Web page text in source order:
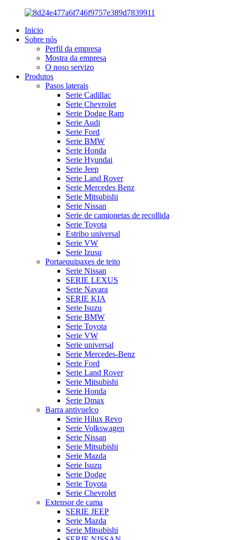
Inicio
Sobre nós
Perfil da empresa
Mostra da empresa
O noso servizo
Produtos
Pasos laterais
Serie Cadillac
Serie Chevrolet
Serie Dodge Ram
Serie Audi
Serie Ford
Serie BMW
Serie Honda
Serie Hyundai
Serie Jeep
Serie Land Rover
Serie Mercedes Benz
Serie Mitsubishi
Serie Nissan
Serie de camionetas de recollida
Serie Toyota
Estribo universal
Serie VW
Serie Izusu
Portaequipaxes de teito
Serie Nissan
SERIE LEXUS
Serie Navara
SERIE KIA
Serie Isuzu
Serie BMW
Serie Toyota
Serie VW
Serie universal
Serie Mercedes-Benz
Serie Ford
Serie Land Rover
Serie Mitsubishi
Serie Honda
Serie Dmax
Barra antivuelco
Serie Hilux Revo
Serie Volkswagen
Serie Nissan
Serie Mitsubishi
Serie Mazda
Serie Isuzu
Serie Dodge
Serie Toyota
Serie Chevrolet
Extensor de cama
SERIE JEEP
Serie Mazda
Serie Mitsubishi